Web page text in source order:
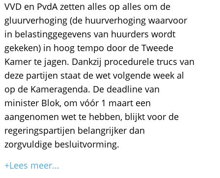
VVD en PvdA zetten alles op alles om de
gluurverhoging (de huurverhoging waarvoor
in belastinggegevens van huurders wordt
gekeken) in hoog tempo door de Tweede
Kamer te jagen. Dankzij procedurele trucs van
deze partijen staat de wet volgende week al
op de Kameragenda. De deadline van
minister Blok, om vóór 1 maart een
aangenomen wet te hebben, blijkt voor de
regeringspartijen belangrijker dan
zorgvuldige besluitvorming.
+Lees meer...